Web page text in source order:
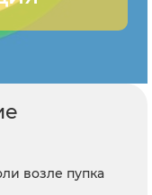
возле пупка